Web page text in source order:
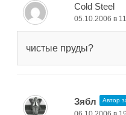
Cold Steel
05.10.2006 в
чистые пруды?
Зябл Автор